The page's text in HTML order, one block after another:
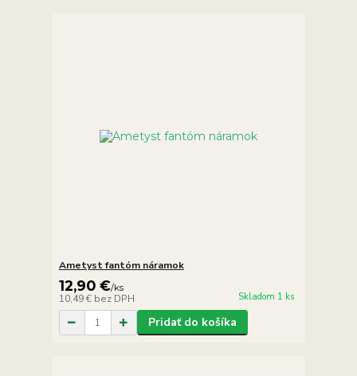
Ametyst fantóm náramok
12,90 €/ks
10,49 € bez DPH Skladom 1 ks
Pridať do košíka